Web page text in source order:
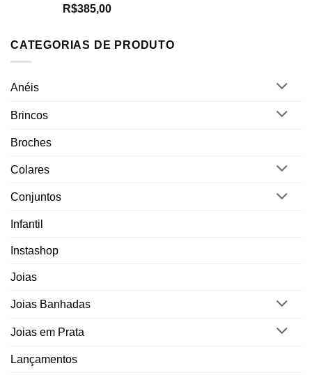
Avaliação
5.00
de 5
R$385,00
CATEGORIAS DE PRODUTO
Anéis
Brincos
Broches
Colares
Conjuntos
Infantil
Instashop
Joias
Joias Banhadas
Joias em Prata
Lançamentos